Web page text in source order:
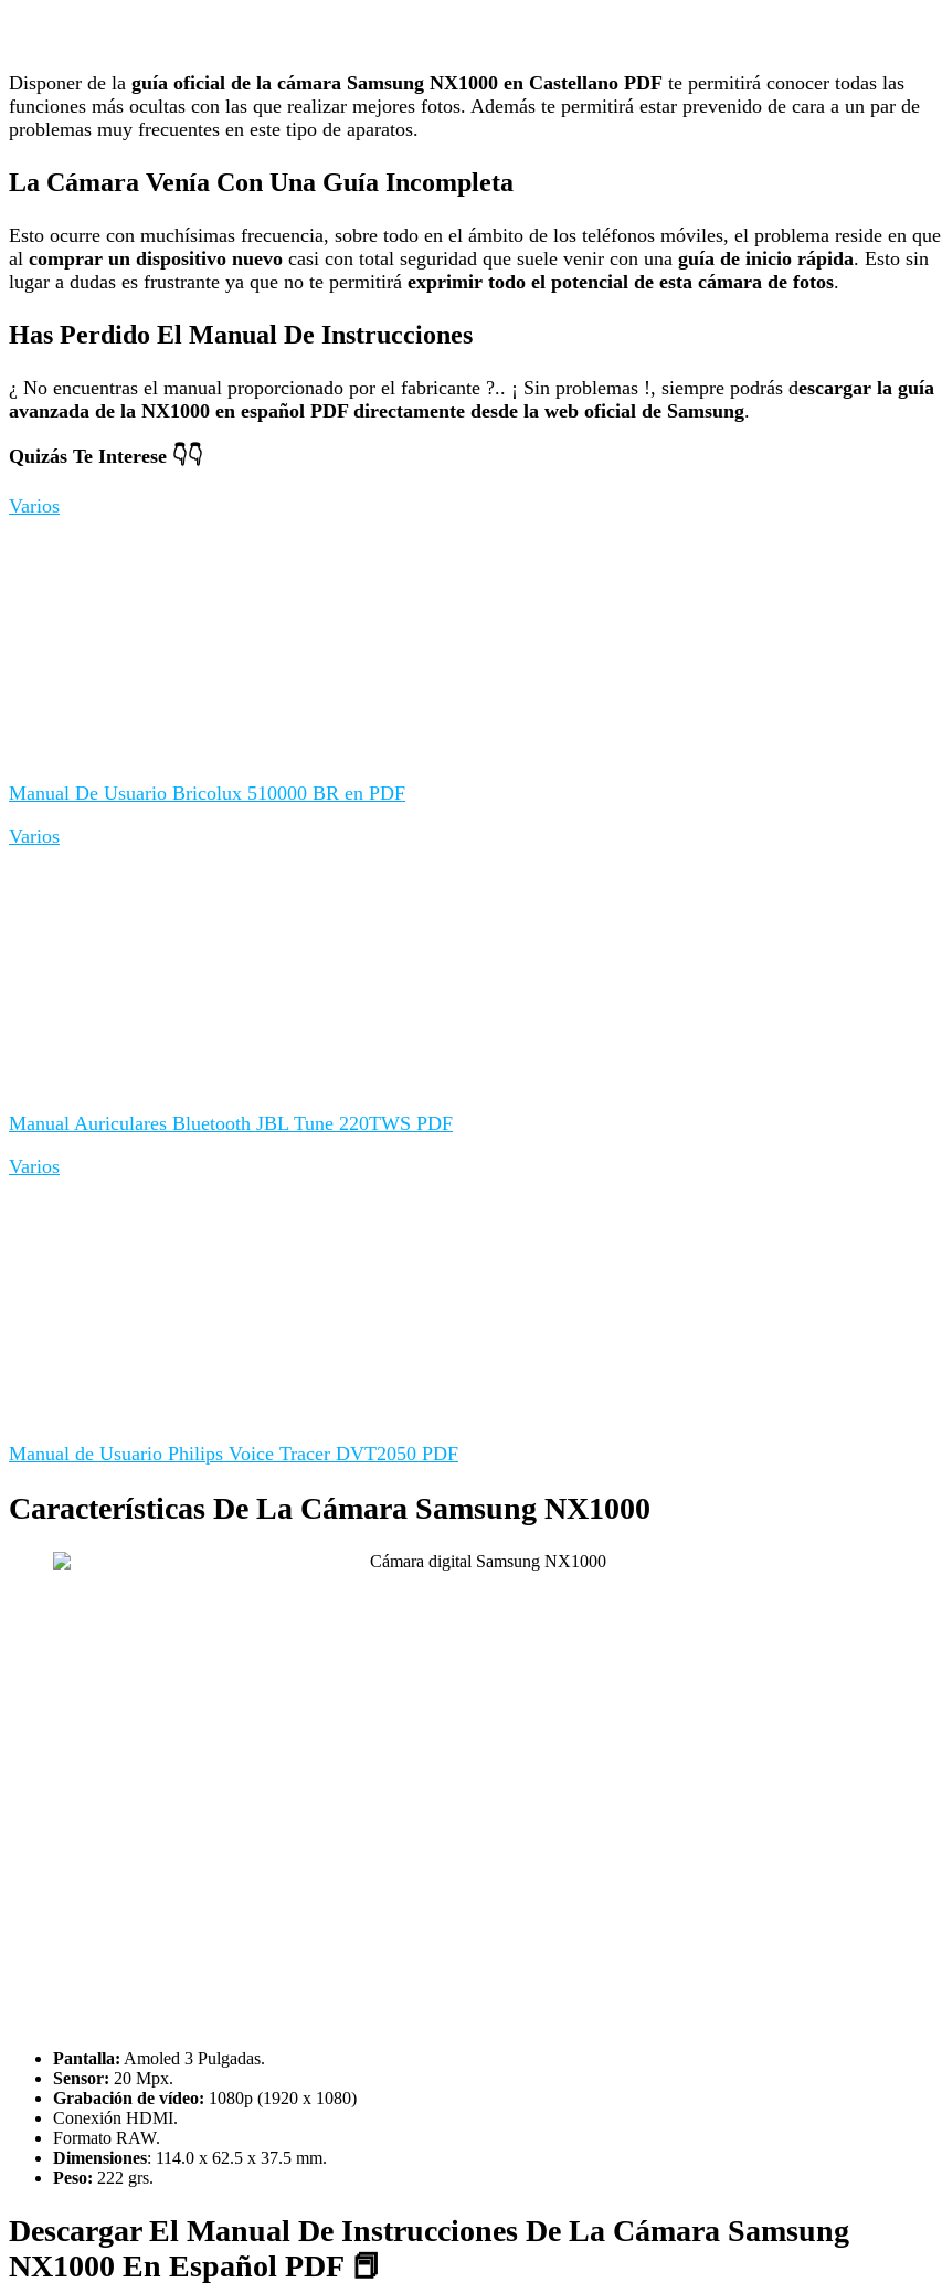
Disponer de la guía oficial de la cámara Samsung NX1000 en Castellano PDF te permitirá conocer todas las
funciones más ocultas con las que realizar mejores fotos. Además te permitirá estar prevenido de cara a un par de
problemas muy frecuentes en este tipo de aparatos.
La Cámara Venía Con Una Guía Incompleta
Esto ocurre con muchísimas frecuencia, sobre todo en el ámbito de los teléfonos móviles, el problema reside en que
al comprar un dispositivo nuevo casi con total seguridad que suele venir con una guía de inicio rápida. Esto sin
lugar a dudas es frustrante ya que no te permitirá exprimir todo el potencial de esta cámara de fotos.
Has Perdido El Manual De Instrucciones
¿ No encuentras el manual proporcionado por el fabricante ?.. ¡ Sin problemas !, siempre podrás descargar la guía
avanzada de la NX1000 en español PDF directamente desde la web oficial de Samsung.
Quizás Te Interese 👇👇
Varios
Manual De Usuario Bricolux 510000 BR en PDF
Varios
Manual Auriculares Bluetooth JBL Tune 220TWS PDF
Varios
Manual de Usuario Philips Voice Tracer DVT2050 PDF
Características De La Cámara Samsung NX1000
Pantalla: Amoled 3 Pulgadas.
Sensor: 20 Mpx.
Grabación de vídeo: 1080p (1920 x 1080)
Conexión HDMI.
Formato RAW.
Dimensiones: 114.0 x 62.5 x 37.5 mm.
Peso: 222 grs.
Descargar El Manual De Instrucciones De La Cámara Samsung
NX1000 En Español PDF 📕